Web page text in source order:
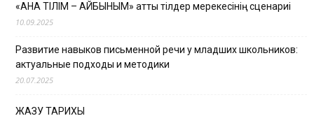
«АНА ТІЛІМ – АЙБЫНЫМ» атты тілдер мерекесінің сценариі
10.09.2025
Развитие навыков письменной речи у младших школьников:
актуальные подходы и методики
20.07.2025
ЖАЗУ ТАРИХЫ